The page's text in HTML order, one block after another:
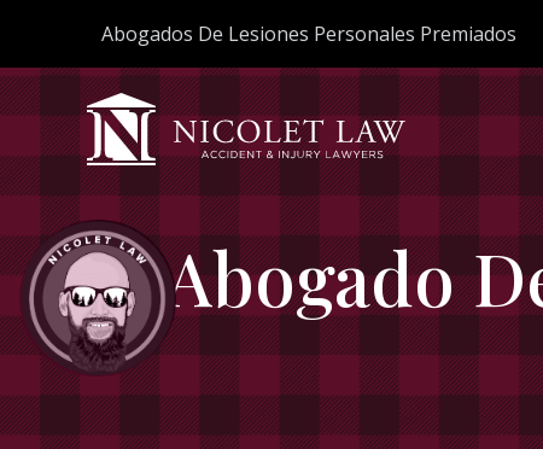
content
Abogados De Lesiones Personales Premiados
Abogado